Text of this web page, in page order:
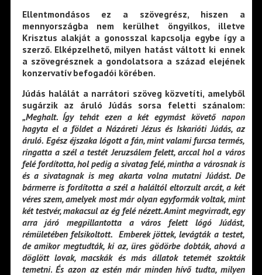
Ellentmondásos ez a szövegrész, hiszen a
mennyországba nem kerülhet öngyilkos, illetve
Krisztus alakját a gonosszal kapcsolja egybe így a
szerző. Elképzelhető, milyen hatást váltott ki ennek
a szövegrésznek a gondolatsora a század elejének
konzervatív befogadói körében.
Júdás halálát a narrátori szöveg közvetíti, amelyből
sugárzik az áruló Júdás sorsa feletti szánalom:
„Meghalt. Így tehát ezen a két egymást követő napon
hagyta el a földet a Názáreti Jézus és IskariótiJúdás, az
áruló. Egész éjszaka lógott a fán, mint valami furcsa termés,
ringatta a szél a testét Jeruzsálem felett, arccal hol a város
felé fordította, hol pedig a sivatag felé, mintha a városnak is
és a sivatagnak is meg akarta volna mutatni Júdást. De
bármerre is fordította a szél a haláltól eltorzult arcát, a két
véres szem, amelyek most már olyan egyformák voltak, mint
két testvér, makacsul az ég felé nézett. Amint megvirradt, egy
arra járó megpillantotta a város felett lógó Júdást,
rémületében felsikoltott. Emberek jöttek, levágták a testet,
de amikor megtudták, ki az, üres gödörbe dobták, ahová a
döglött lovak, macskák és más állatok tetemét szokták
temetni.És azon az estén már minden hívő tudta, milyen